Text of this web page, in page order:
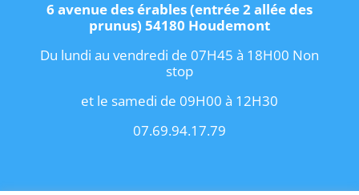
6 avenue des érables (entrée 2 allée des
prunus) 54180 Houdemont
Du lundi au vendredi de 07H45 à 18H00 Non
stop
et le samedi de 09H00 à 12H30
07.69.94.17.79